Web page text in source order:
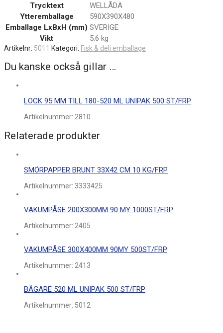
Trycktext
WELLÅDA
Ytteremballage
590X390X480
Emballage LxBxH (mm) SVERIGE
Vikt
5.6 kg
Artikelnr: 5011 Kategori: Fisk & deli emballage
Du kanske också gillar …
LOCK 95 MM TILL 180-520 ML UNIPAK 500 ST/FRP
Artikelnummer: 2810
Relaterade produkter
SMÖRPAPPER BRUNT 33X42 CM 10 KG/FRP
Artikelnummer: 3333425
VAKUMPÅSE 200X300MM 90 MY 1000ST/FRP
Artikelnummer: 2405
VAKUMPÅSE 300X400MM 90MY 500ST/FRP
Artikelnummer: 2413
BÄGARE 520 ML UNIPAK 500 ST/FRP
Artikelnummer: 5012